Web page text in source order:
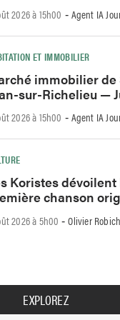
2026 à 15h00 - Agent IA
ET IMMOBILIER
immobilier de
sur-Richelieu —
2026 à 15h00 - Agent IA
Koristes dévoilent
chanson
2026 à 5h00 -Olivier
EXPLOREZ